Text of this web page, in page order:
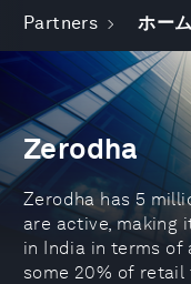
Partners ホーム
Zerodha
Zerodha has 5
are active, making
in India in terms
some 20% of